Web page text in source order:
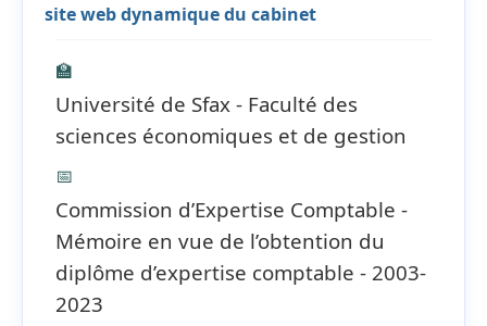
site web dynamique du cabinet
🏫
Université de Sfax - Faculté des
sciences économiques et de gestion
📅
Commission d’Expertise Comptable -
Mémoire en vue de l’obtention du
diplôme d’expertise comptable - 2003-
2023